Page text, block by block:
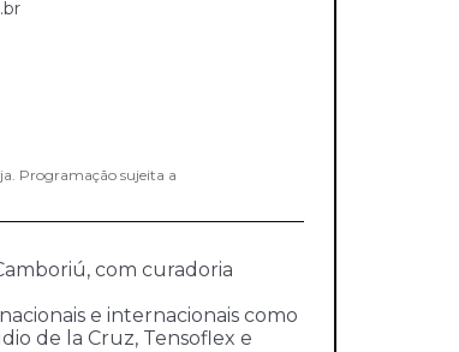
Programação sujeita a
com curadoria
e internacionais como
de la Cruz, Tensoflex e